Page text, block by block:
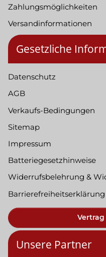
Zahlungsmöglichkeiten
Versandinformationen
Gesetzliche
Datenschutz
AGB
Verkaufs-Bedingungen
Sitemap
Impressum
Batteriegesetzhinweise
Widerrufsbelehrung &
Barrierefreiheitserklärung
Unsere Partner